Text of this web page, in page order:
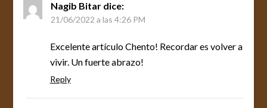
Nagib Bitar dice:
21/06/2022 a las 4:26 PM
Excelente artículo Chento! Recordar es volver a
vivir. Un fuerte abrazo!
Reply